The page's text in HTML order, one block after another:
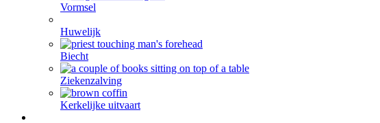
Vormsel
Huwelijk
Biecht
Ziekenzalving
Kerkelijke uitvaart